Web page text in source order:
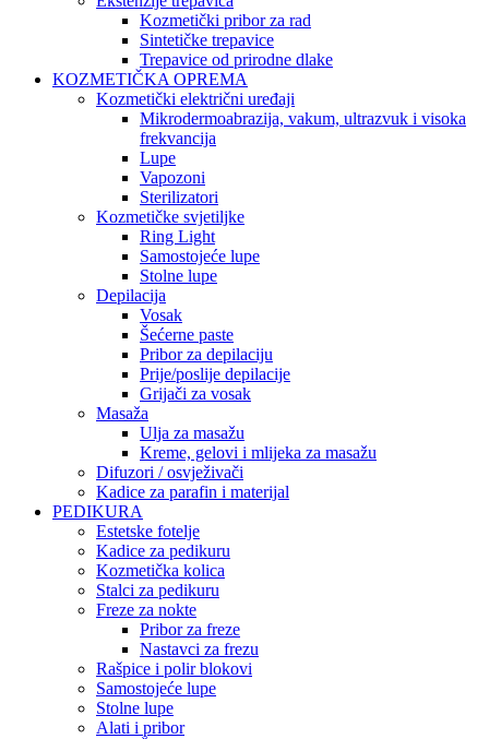
Kozmetički pribor za rad
Sintetičke trepavice
Trepavice od prirodne dlake
KOZMETIČKA OPREMA
Kozmetički električni uređaji
Mikrodermoabrazija, vakum, ultrazvuk i visoka
frekvancija
Lupe
Vapozoni
Sterilizatori
Kozmetičke svjetiljke
Ring Light
Samostojeće lupe
Stolne lupe
Depilacija
Vosak
Šećerne paste
Pribor za depilaciju
Prije/poslije depilacije
Grijači za vosak
Masaža
Ulja za masažu
Kreme, gelovi i mlijeka za masažu
Difuzori / osvježivači
Kadice za parafin i materijal
PEDIKURA
Estetske fotelje
Kadice za pedikuru
Kozmetička kolica
Stalci za pedikuru
Freze za nokte
Pribor za freze
Nastavci za frezu
Rašpice i polir blokovi
Samostojeće lupe
Stolne lupe
Alati i pribor